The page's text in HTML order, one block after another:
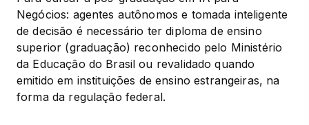
Negócios: agentes autônomos e tomada inteligente
de decisão é necessário ter diploma de ensino
superior (graduação) reconhecido pelo Ministério
da Educação do Brasil ou revalidado quando
emitido em instituições de ensino estrangeiras, na
forma da regulação federal.